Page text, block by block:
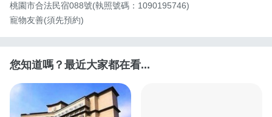
桃園市合法民宿088號(執照號碼：1090195746)
寵物友善(須先預約)
您知道嗎？最近大家都在看...